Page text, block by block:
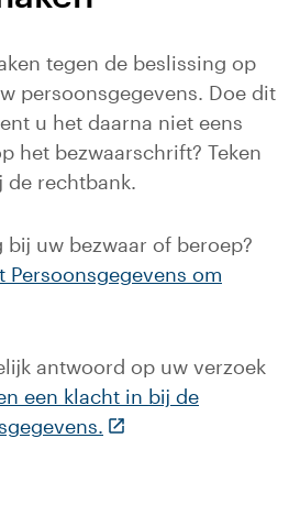
tegen de beslissing op
persoonsgegevens. Doe dit
u het daarna niet eens
het bezwaarschrift? Teken
de rechtbank.
uw bezwaar of beroep?
om
link gaat naar een externe
antwoord op uw verzoek
een klacht in bij de
(Deze link gaat naar